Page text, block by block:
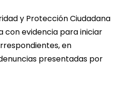
y Protección Ciudadana
con evidencia para iniciar
en
presentadas por